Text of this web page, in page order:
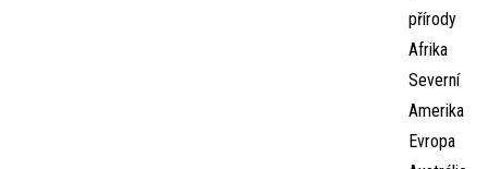
přírody
Afrika
Severní
Amerika
Evropa